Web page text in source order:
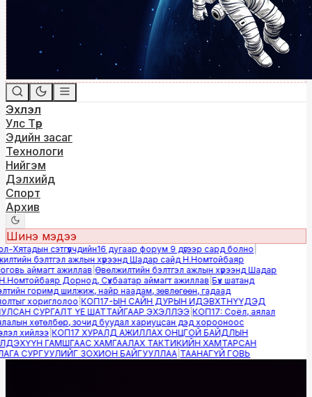
Эхлэл
Улс Төр
Эдийн засаг
Технологи
Нийгэм
Дэлхийд
Спорт
Архив
Шинэ мэдээ
сэтгүүлчдийн16 дугаар форум 9 дүгээр сард болно|
бэлтгэл ажлын хүрээнд Шадар сайд Н.Номтойбаяр
аймагт ажиллав|Өвөлжилтийн бэлтгэл ажлын хүрээнд Шадар
Дорнод, Сүхбаатар аймагт ажиллав|Бүх шатанд
горимд шилжиж, найр наадам, зөвлөгөөн, гадаад
хориглолоо|КОП17-ЫН САЙН ДУРЫН ИДЭВХТНҮҮДЭД
СУРГАЛТ ҮЕ ШАТТАЙГААР ЭХЭЛЛЭЭ|КОП17: Соёл, аялал
хөтөлбөр, зочид буудал хариуцсан дэд хорооноос
хийлээ|КОП17 ХУРАЛД АЖИЛЛАХ ОНЦГОЙ БАЙДЛЫН
ГАМШГААС ХАМГААЛАХ ТАКТИКИЙН ХАМТАРСАН
СУРГУУЛИЙГ ЗОХИОН БАЙГУУЛЛАА|ТААНАГҮЙ ГОВЬ